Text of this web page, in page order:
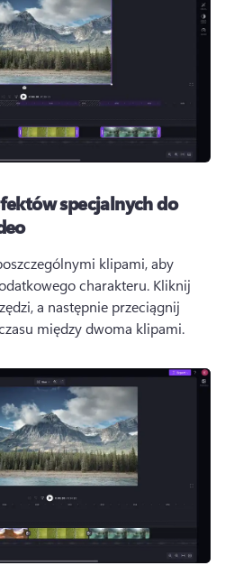
specjalnych do
klipami, aby
charakteru. Kliknij
a następnie przeciągnij
między dwoma klipami.